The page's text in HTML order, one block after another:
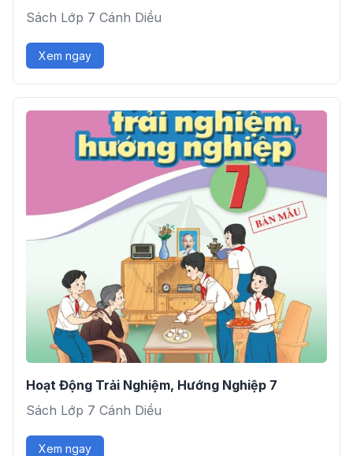
Sách Lớp 7 Cánh Diều
Xem ngay
Hoạt Động Trải Nghiệm, Hướng Nghiệp 7
Sách Lớp 7 Cánh Diều
Xem ngay